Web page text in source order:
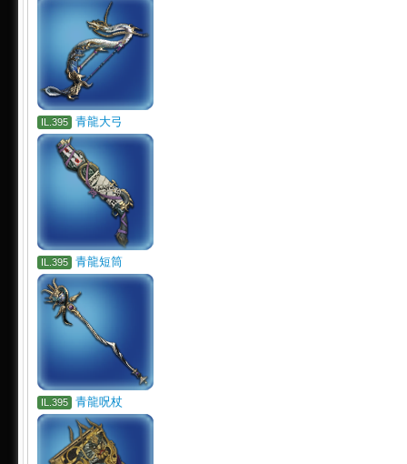
IL.395 青龍大弓
IL.395 青龍短筒
IL.395 青龍呪杖